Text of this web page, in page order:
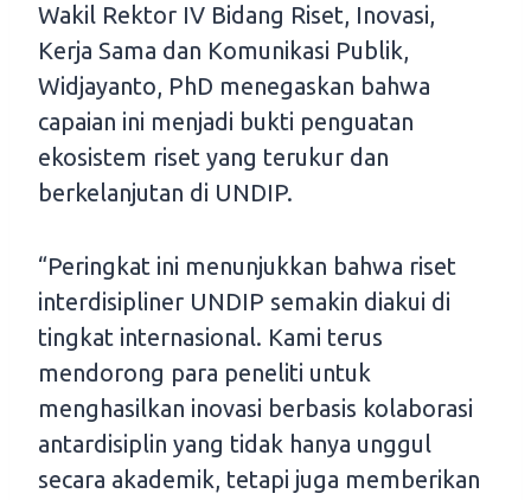
Wakil Rektor IV Bidang Riset, Inovasi,
Kerja Sama dan Komunikasi Publik,
Widjayanto, PhD menegaskan bahwa
capaian ini menjadi bukti penguatan
ekosistem riset yang terukur dan
berkelanjutan di UNDIP.
“Peringkat ini menunjukkan bahwa riset
interdisipliner UNDIP semakin diakui di
tingkat internasional. Kami terus
mendorong para peneliti untuk
menghasilkan inovasi berbasis kolaborasi
antardisiplin yang tidak hanya unggul
secara akademik, tetapi juga memberikan